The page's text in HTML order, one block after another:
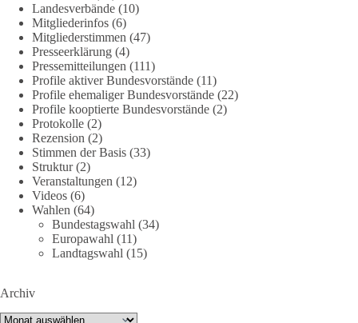
2026/point_left
🟩🟩🟦🟦🟥🟥🟧🟧
Quelle:#section-6092974" target="_blank"
rel="noreferrer">https://www.bmvg.de/de/grundlagendokume
nte-strategische-ausrichtung#section-6092974
#dieBasis #Umfrage
659 669
DieBasis
2 Tage(n) zuvor
💧 Wasser ist kein globales Experiment
Landesverbände (10)
Mitgliederinfos (6)
Mitgliederstimmen (47)
Presseerklärung (4)
Pressemitteilungen (111)
Profile aktiver Bundesvorstände (11)
Profile ehemaliger Bundesvorstände (22)
Profile kooptierte Bundesvorstände (2)
Protokolle (2)
Rezension (2)
Stimmen der Basis (33)
Struktur(2)
Veranstaltungen (12)
Videos (6)
Wahlen (64)
Bundestagswahl (34)
Europawahl (11)
Landtagswahl (15)
Archiv
Archiv